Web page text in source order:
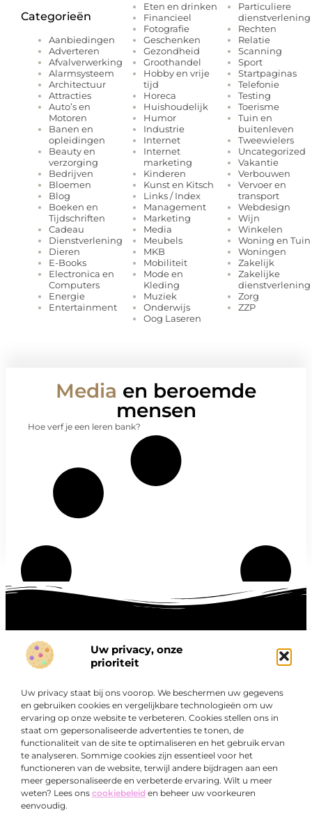
Uw privacy, onze
prioriteit
Uw privacy staat bij ons voorop. We beschermen uw gegevens
en gebruiken cookies en vergelijkbare technologieën om uw
ervaring op onze website te verbeteren. Cookies stellen ons in
staat om gepersonaliseerde advertenties te tonen, de
functionaliteit van de site te optimaliseren en het gebruik ervan
te analyseren. Sommige cookies zijn essentieel voor het
functioneren van de website, terwijl andere bijdragen aan een
meer gepersonaliseerde en verbeterde ervaring. Wilt u meer
weten? Lees ons cookiebeleid en beheer uw voorkeuren
eenvoudig.
Categorieën
Aanbiedingen
Adverteren
Afvalverwerking
Alarmsysteem
Architectuur
Attracties
Auto’s en
Motoren
Banen en
opleidingen
Beauty en
verzorging
Bedrijven
Bloemen
Blog
Boeken en
Tijdschriften
Cadeau
Dienstverlening
Dieren
E-Books
Electronica en
Computers
Energie
Entertainment
Eten en drinken
Financieel
Fotografie
Geschenken
Gezondheid
Groothandel
Hobby en vrije
tijd
Horeca
Huishoudelijk
Humor
Industrie
Internet
Internet
marketing
Kinderen
Kunst en Kitsch
Links / Index
Management
Marketing
Media
Meubels
MKB
Mobiliteit
Mode en
Kleding
Muziek
Onderwijs
Oog Laseren
Particuliere
dienstverlening
Rechten
Relatie
Scanning
Sport
Startpaginas
Telefonie
Testing
Toerisme
Tuin en
buitenleven
Tweewielers
Uncategorized
Vakantie
Verbouwen
Vervoer en
transport
Webdesign
Wijn
Winkelen
Woning en Tuin
Woningen
Zakelijk
Zakelijke
dienstverlening
Zorg
ZZP
Media en beroemde
mensen
Hoe verf je een leren bank?
Over
Bedrijf
“Ontdek een wereld van boeiende blogs en artikelen die
je zowel inspireren als informeren.”
Bij Exclusiefbedrijf.nl draait alles om het leveren van
kwalitatieve inzichten en verhalen die jouw dagelijks leven
verrijken en je uitdagen om verder te denken.
Onze informatie